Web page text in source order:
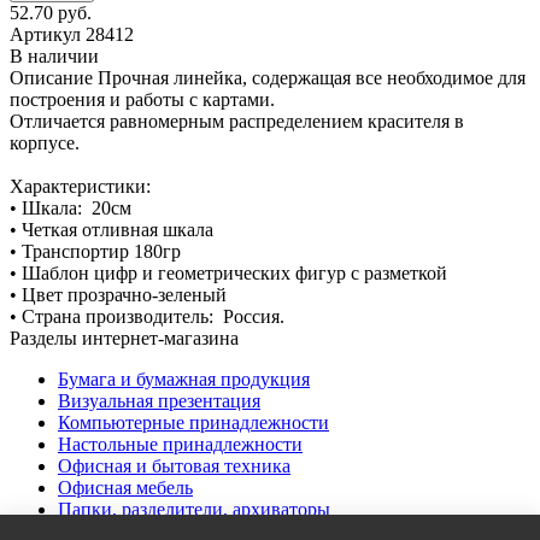
52.70 руб.
Артикул 28412
В наличии
Описание Прочная линейка, содержащая все необходимое для
построения и работы с картами.
Отличается равномерным распределением красителя в
корпусе.
Характеристики:
• Шкала: 20см
• Четкая отливная шкала
• Транспортир 180гр
• Шаблон цифр и геометрических фигур с разметкой
• Цвет прозрачно-зеленый
• Страна производитель: Россия.
Разделы интернет-магазина
Бумага и бумажная продукция
Визуальная презентация
Компьютерные принадлежности
Настольные принадлежности
Офисная и бытовая техника
Офисная мебель
Папки, разделители, архиваторы